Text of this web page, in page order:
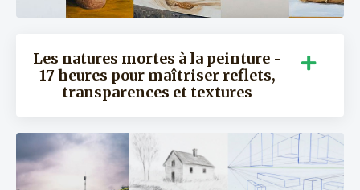
Les natures mortes à la peinture -
17 heures pour maîtriser reflets,
transparences et textures